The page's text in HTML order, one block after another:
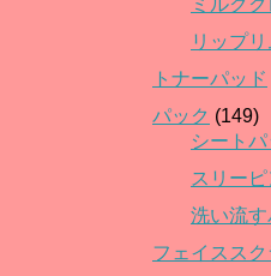
ミルク
リップ
トナーパッド
パック (149)
シートパ
スリー
洗い流す
フェイスス